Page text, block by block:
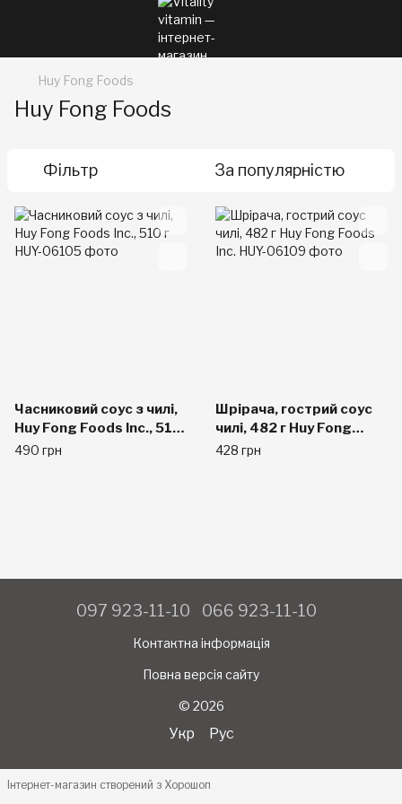
Huy Fong Foods
Huy Fong Foods
Фільтр За популярністю
Часниковий соус з чилі,
Huy Fong Foods Inc., 510
г
490 грн
Шрірача, гострий соус
чилі, 482 г Huy Fong
Foods Inc.
428 грн
097 923-11-10 066 923-11-10
Контактна інформація
Повна версія сайту
© 2026
Укр Рус
Інтернет-магазин створений з Хорошоп